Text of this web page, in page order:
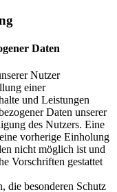
Daten
Nutzer
einer
und Leistungen
Daten unserer
des Nutzers. Eine
vorherige Einholung
nicht möglich ist und
Vorschriften gestattet
die besonderen Schutz